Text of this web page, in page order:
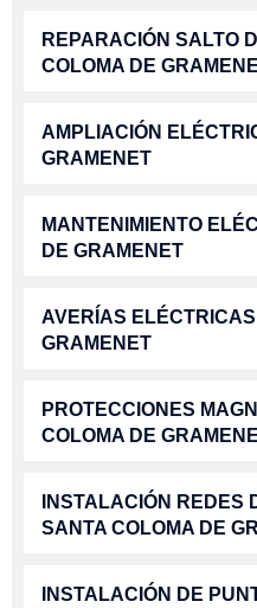
REPARACIÓN SALTO
COLOMA DE
AMPLIACIÓN
GRAMENET
MANTENIMIENTO
DE GRAMENET
AVERÍAS
GRAMENET
PROTECCIONES
COLOMA DE
INSTALACIÓN REDES
SANTA COLOMA DE
INSTALACIÓN DE